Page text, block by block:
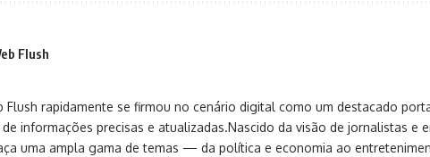
Flush
Flush rapidamente se firmou no cenário digital como um destacado
informações precisas e atualizadas.Nascido da visão de jornalistas e
uma ampla gama de temas — da política e economia ao